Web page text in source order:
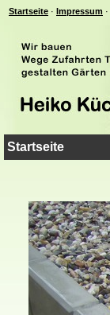
Startseite · Impressum ·
Startseite